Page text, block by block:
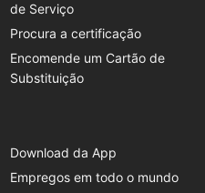
de Serviço
Procura a certificação
Encomende um Cartão de
Substituição
Download da App
Empregos em todo o mundo